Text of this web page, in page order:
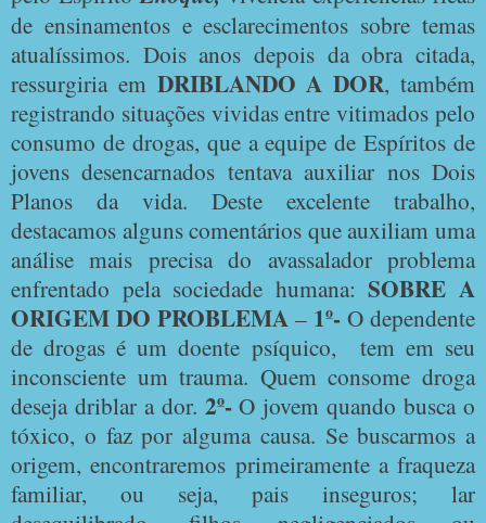
de ensinamentos e esclarecimentos sobre temas
atualíssimos. Dois anos depois da obra citada,
ressurgiria em DRIBLANDO A DOR, também
registrando situações vividas entre vitimados pelo
consumo de drogas, que a equipe de Espíritos de
jovens desencarnados tentava auxiliar nos Dois
Planos da vida. Deste excelente trabalho,
destacamos alguns comentários que auxiliam uma
análise mais precisa do avassalador problema
enfrentado pela sociedade humana:SOBRE A
ORIGEM DO PROBLEMA – 1º- O dependente
de drogas é um doente psíquico,
tem em seu
inconsciente um trauma. Quem consome droga
deseja driblar a dor. 2º- O jovem quando busca o
tóxico, o faz por alguma causa. Se buscarmos a
origem, encontraremos primeiramente a fraqueza
familiar, ou seja, pais inseguros; lar